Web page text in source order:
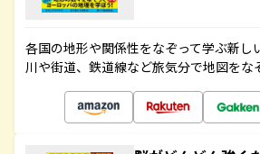
各国の地形や関係性をなぞって学ぶ新し
川や街道、鉄道線など旅気分で地図をな